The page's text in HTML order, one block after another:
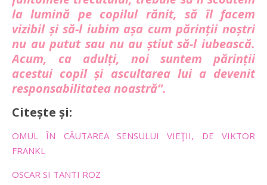
la lumină pe copilul rănit, să îl facem
vizibil și să-l iubim așa cum părinții noștri
nu au putut sau nu au știut să-l iubească.
Acum, ca adulți, noi suntem părinții
acestui copil și ascultarea lui a devenit
responsabilitatea noastră”.
Citește și:
OMUL ÎN CĂUTAREA SENSULUI VIEŢII, DE VIKTOR
FRANKL
OSCAR SI TANTI ROZ